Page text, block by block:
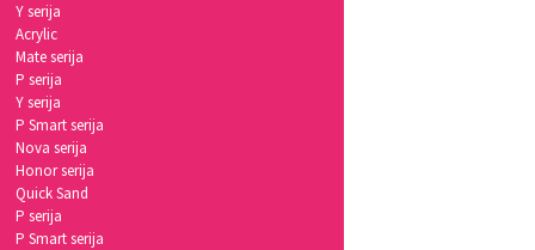
Y serija
Acrylic
Mate serija
P serija
Y serija
P Smart serija
Nova serija
Honor serija
Quick Sand
P serija
P Smart serija